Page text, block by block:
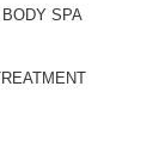
SPA